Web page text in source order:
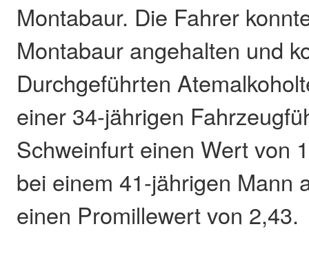
Montabaur. Die Fahrer
Montabaur angehalten und
Durchgeführten
einer 34-jährigen
Schweinfurt einen Wert von
bei einem 41-jährigen Mann
einen Promillewert von 2,43.